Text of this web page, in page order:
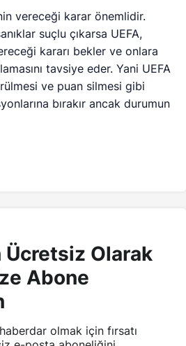
vereceği karar önemlidir.
suçlu çıkarsa UEFA,
kararı bekler ve onlara
tavsiye eder. Yani UEFA
ve puan silmesi gibi
bırakır ancak durumun
Ücretsiz Olarak
Abone
olmak için fırsatı